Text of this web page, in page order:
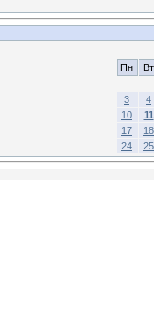
Пн Вт
3
4
10
11
17
18
24
25